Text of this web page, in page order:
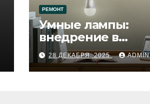
РЕМОНТ
Умные лампы:
внедрение в
процесс ремонта
28 ДЕКАБРЯ, 2025 ADMIN